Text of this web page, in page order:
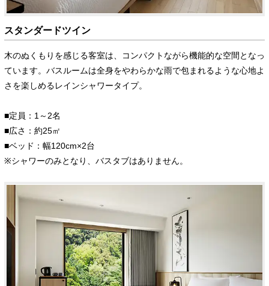
スタンダードツイン
木のぬくもりを感じる客室は、コンパクトながら機能的な空間となっ
ています。バスルームは全身をやわらかな雨で包まれるような心地よ
さを楽しめるレインシャワータイプ。
■定員：1～2名
■広さ：約25㎡
■ベッド：幅120cm×2台
※シャワーのみとなり、バスタブはありません。